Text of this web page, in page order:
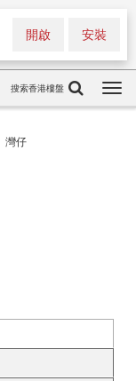
安裝
開啟
搜索香港樓盤
灣仔